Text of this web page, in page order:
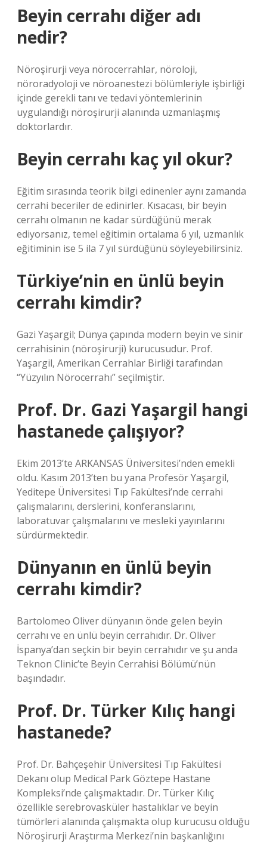
Beyin cerrahı diğer adı
nedir?
Nöroşirurji veya nörocerrahlar, nöroloji,
nöroradyoloji ve nöroanestezi bölümleriyle işbirliği
içinde gerekli tanı ve tedavi yöntemlerinin
uygulandığı nöroşirurji alanında uzmanlaşmış
doktorlardır.
Beyin cerrahı kaç yıl okur?
Eğitim sırasında teorik bilgi edinenler aynı zamanda
cerrahi beceriler de edinirler. Kısacası, bir beyin
cerrahı olmanın ne kadar sürdüğünü merak
ediyorsanız, temel eğitimin ortalama 6 yıl, uzmanlık
eğitiminin ise 5 ila 7 yıl sürdüğünü söyleyebilirsiniz.
Türkiye’nin en ünlü beyin
cerrahı kimdir?
Gazi Yaşargil; Dünya çapında modern beyin ve sinir
cerrahisinin (nöroşirurji) kurucusudur. Prof.
Yaşargil, Amerikan Cerrahlar Birliği tarafından
“Yüzyılın Nörocerrahı” seçilmiştir.
Prof. Dr. Gazi Yaşargil hangi
hastanede çalışıyor?
Ekim 2013’te ARKANSAS Üniversitesi’nden emekli
oldu. Kasım 2013’ten bu yana Profesör Yaşargil,
Yeditepe Üniversitesi Tıp Fakültesi’nde cerrahi
çalışmalarını, derslerini, konferanslarını,
laboratuvar çalışmalarını ve mesleki yayınlarını
sürdürmektedir.
Dünyanın en ünlü beyin
cerrahı kimdir?
Bartolomeo Oliver dünyanın önde gelen beyin
cerrahı ve en ünlü beyin cerrahıdır. Dr. Oliver
İspanya’dan seçkin bir beyin cerrahıdır ve şu anda
Teknon Clinic’te Beyin Cerrahisi Bölümü’nün
başındadır.
Prof. Dr. Türker Kılıç hangi
hastanede?
Prof. Dr. Bahçeşehir Üniversitesi Tıp Fakültesi
Dekanı olup Medical Park Göztepe Hastane
Kompleksi’nde çalışmaktadır. Dr. Türker Kılıç
özellikle serebrovasküler hastalıklar ve beyin
tümörleri alanında çalışmakta olup kurucusu olduğu
Nöroşirurji Araştırma Merkezi’nin başkanlığını